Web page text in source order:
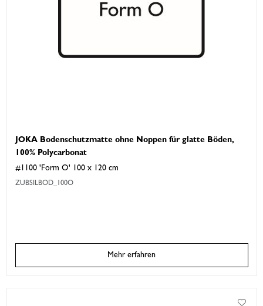
JOKA Bodenschutzmatte ohne Noppen für glatte Böden,
100% Polycarbonat
#1100 'Form O' 100 x 120 cm
ZUBSILBOD_100O
Mehr erfahren